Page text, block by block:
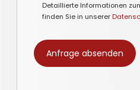
Detaillierte Informationen
finden Sie in unserer